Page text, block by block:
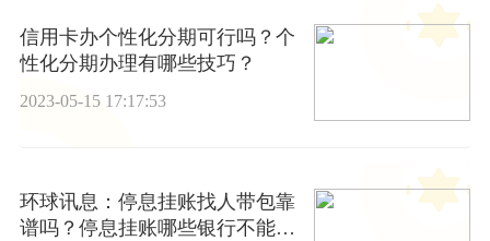
信用卡办个性化分期可行吗？个
性化分期办理有哪些技巧？
2023-05-15 17:17:53
环球讯息：停息挂账找人带包靠
谱吗？停息挂账哪些银行不能